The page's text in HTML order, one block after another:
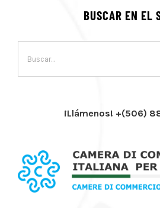
BUSCAR EN EL
¡Llámenos! +(506)